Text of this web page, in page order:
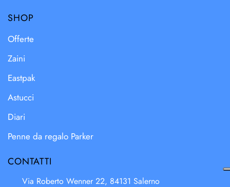
SHOP
Offerte
Zaini
Eastpak
Astucci
Diari
Penne da regalo Parker
CONTATTI
Via Roberto Wenner 22, 84131 Salerno